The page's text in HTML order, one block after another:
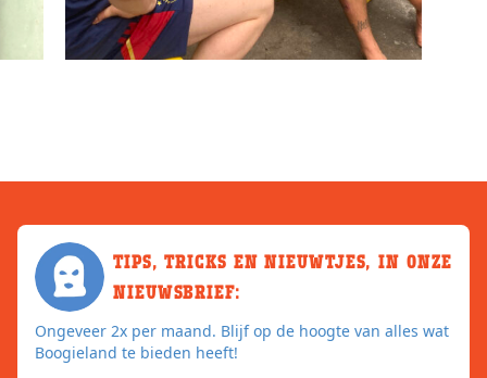
TIPS, TRICKS EN NIEUWTJES, IN ONZE
NIEUWSBRIEF:
Ongeveer 2x per maand. Blijf op de hoogte van alles wat
Boogieland te bieden heeft!